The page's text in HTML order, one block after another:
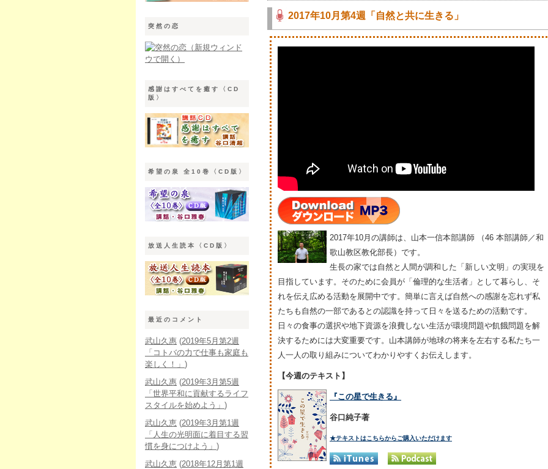
突然の恋
感謝はすべてを癒す〈CD
版〉
希望の泉 全10巻〈CD版〉
放送人生読本〈CD版〉
最近のコメント
武山久惠 (2019年5月第2週
「コトバの力で仕事も家庭も
楽しく！」 )
武山久惠 (2019年3月第5週
「世界平和に貢献するライフ
スタイルを始めよう」 )
武山久恵 (2019年3月第1週
「人生の光明面に着目する習
慣を身につけよう」 )
武山久恵 (2018年12月第1週
2017年10月第4週「自然と共に生きる」
2017年10月の講師は、山本一信本部講師 （46 本部講師／和
歌山教区教化部長）です。
生長の家では自然と人間が調和した「新しい文明」の実現を
目指しています。そのために会員が「倫理的な生活者」として暮らし、そ
れを伝え広める活動を展開中です。簡単に言えば自然への感謝を忘れず私
たちも自然の一部であるとの認識を持って日々を送るための活動です。
日々の食事の選択や地下資源を浪費しない生活が環境問題や飢餓問題を解
決するためには大変重要です。山本講師が地球の将来を左右する私たち一
人一人の取り組みについてわかりやすくお伝えします。
【今週のテキスト】
『この星で生きる』
谷口純子著
★テキストはこちらからご購入いただけます